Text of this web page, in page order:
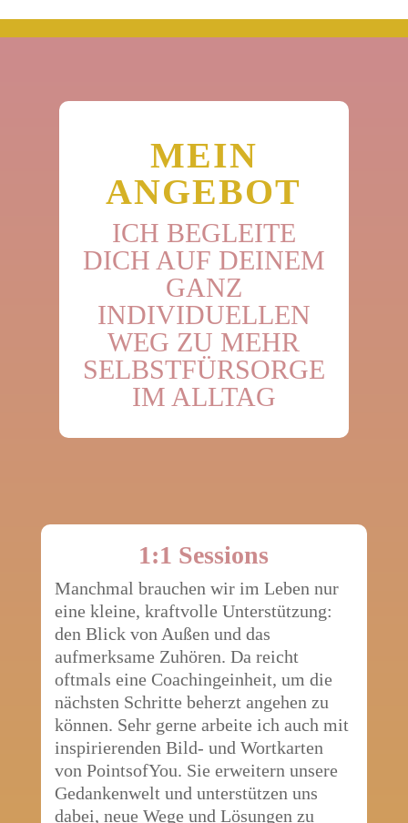
MEIN
ANGEBOT
ICH BEGLEITE
DICH AUF DEINEM
GANZ
INDIVIDUELLEN
WEG ZU MEHR
SELBSTFÜRSORGE
IM ALLTAG
1:1 Sessions
Manchmal brauchen wir im Leben nur
eine kleine, kraftvolle Unterstützung:
den Blick von Außen und das
aufmerksame Zuhören. Da reicht
oftmals eine Coachingeinheit, um die
nächsten Schritte beherzt angehen zu
können. Sehr gerne arbeite ich auch mit
inspirierenden Bild- und Wortkarten
von PointsofYou. Sie erweitern unsere
Gedankenwelt und unterstützen uns
dabei, neue Wege und Lösungen zu